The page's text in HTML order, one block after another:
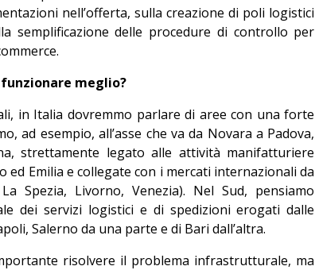
nell’offerta, sulla creazione di poli logistici
semplificazione delle procedure di controllo per
meglio?
in Italia dovremmo parlare di aree con una forte
ad esempio, all’asse che va da Novara a Padova,
strettamente legato alle attività manifatturiere
Emilia e collegate con i mercati internazionali da
Spezia, Livorno, Venezia). Nel Sud, pensiamo
dei servizi logistici e di spedizioni erogati dalle
Salerno da una parte e di Bari dall’altra.
risolvere il problema infrastrutturale, ma